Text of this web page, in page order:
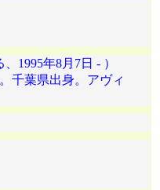
1995年8月7日 - ）
千葉県出身。アヴィ